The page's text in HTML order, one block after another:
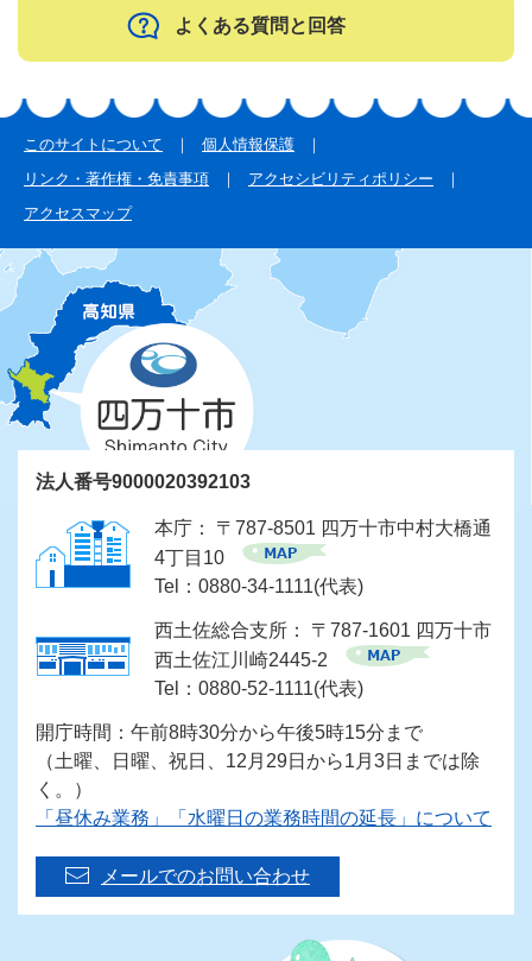
よくある質問と回答
このサイトについて
個人情報保護
リンク・著作権・免責事項
アクセシビリティポリシー
アクセスマップ
法人番号9000020392103
本庁： 〒787-8501 四万十市中村大橋通
4丁目10
Tel：0880-34-1111(代表)
西土佐総合支所： 〒787-1601 四万十市
西土佐江川崎2445-2
Tel：0880-52-1111(代表)
開庁時間：午前8時30分から午後5時15分まで
（土曜、日曜、祝日、12月29日から1月3日までは除
く。）
「昼休み業務」「水曜日の業務時間の延長」について
メールでのお問い合わせ